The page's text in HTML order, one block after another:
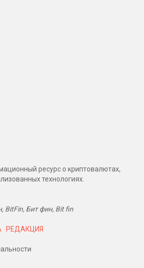
ресурс о криптовалютах,
технологиях.
BitFin, Бит фин, Bit fin
РЕДАКЦИЯ